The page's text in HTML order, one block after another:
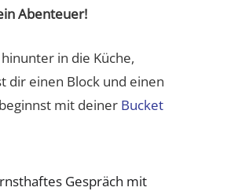
Abenteuer!
in die Küche,
dir einen Block und einen
mit deiner Bucket
Gespräch mit